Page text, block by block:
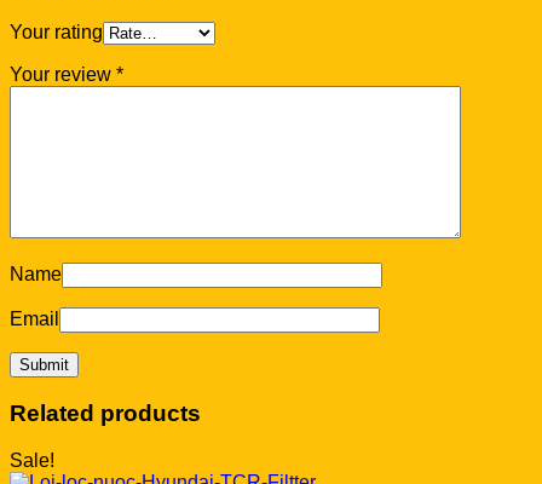
Your rating
Your review *
Name
Email
Related products
Sale!